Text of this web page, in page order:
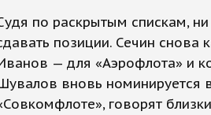
по раскрытым спискам,
позиции. Сечин снова
— для «Аэрофлота» и
вновь номинируется
говорят